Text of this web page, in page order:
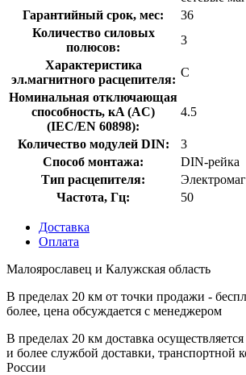
Гарантийный срок, мес:
36
Количество силовых
полюсов:
3
Характеристика
эл.магнитного расцепителя:
C
Номинальная отключающая
способность, кA (AC)
(IEC/EN 60898):
4.5
Количество модулей DIN:
3
Способ монтажа:
DIN-рейка
Тип расцепителя:
Частота, Гц:
50
Доставка
Оплата
Малоярославец и Калужская область
В пределах 20 км от точки продажи -
более, цена обсуждается с менеджером
В пределах 20 км доставка
и более службой доставки, транспортной
России